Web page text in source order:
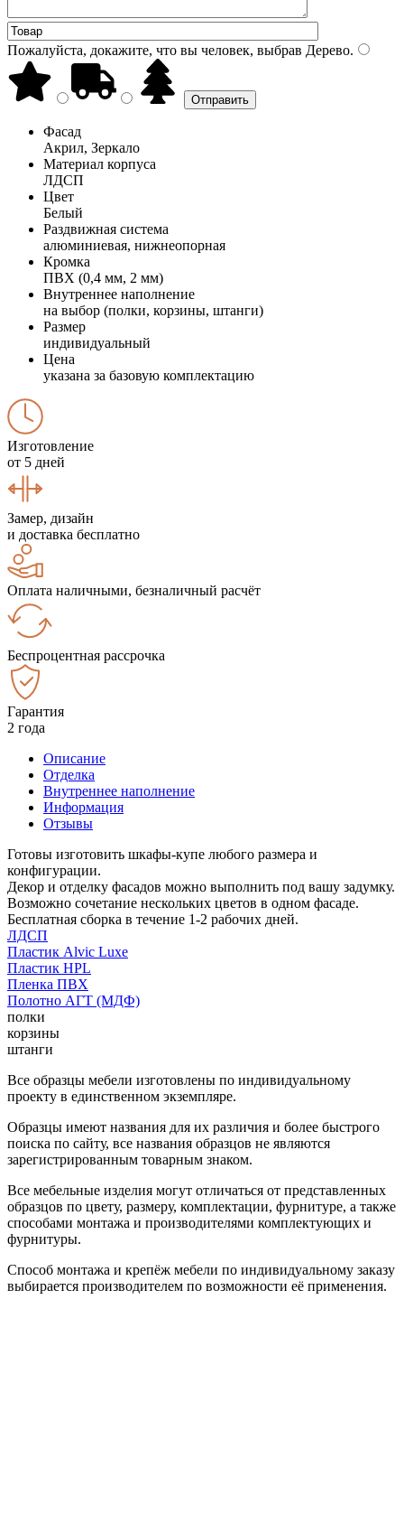
Пожалуйста, докажите, что вы человек, выбрав Дерево.
Фасад
Акрил, Зеркало
Материал корпуса
ЛДСП
Цвет
Белый
Раздвижная система
алюминиевая, нижнеопорная
Кромка
ПВХ (0,4 мм, 2 мм)
Внутреннее наполнение
на выбор (полки, корзины, штанги)
Размер
индивидуальный
Цена
указана за базовую комплектацию
Изготовление
от 5 дней
Замер, дизайн
и доставка бесплатно
Оплата наличными, безналичный расчёт
Беспроцентная рассрочка
Гарантия
2 года
Описание
Отделка
Внутреннее наполнение
Информация
Отзывы
Готовы изготовить шкафы-купе любого размера и
конфигурации.
Декор и отделку фасадов можно выполнить под вашу задумку.
Возможно сочетание нескольких цветов в одном фасаде.
Бесплатная сборка в течение 1-2 рабочих дней.
ЛДСП
Пластик Alvic Luxe
Пластик HPL
Пленка ПВХ
Полотно АГТ (МДФ)
полки
корзины
штанги
Все образцы мебели изготовлены по индивидуальному
проекту в единственном экземпляре.
Образцы имеют названия для их различия и более быстрого
поиска по сайту, все названия образцов не являются
зарегистрированным товарным знаком.
Все мебельные изделия могут отличаться от представленных
образцов по цвету, размеру, комплектации, фурнитуре, а также
способами монтажа и производителями комплектующих и
фурнитуры.
Способ монтажа и крепёж мебели по индивидуальному заказу
выбирается производителем по возможности её применения.